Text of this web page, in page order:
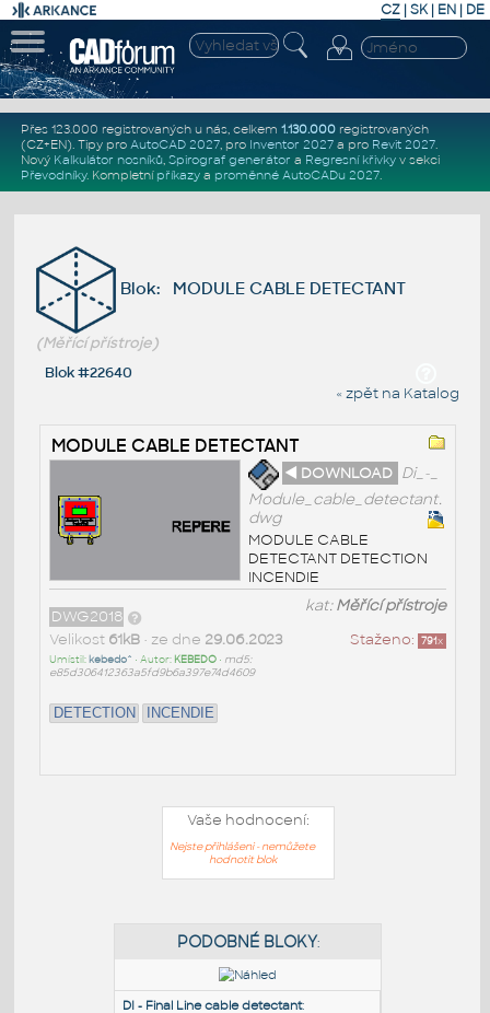
CZ | SK| EN | DE
Přes 123.000 registrovaných u nás, celkem 1.130.000registrovaných
(CZ+EN). Tipy pro AutoCAD 2027, pro Inventor 2027a pro Revit 2027.
Nový Kalkulátor nosníků, Spirograf generátor a Regresní křivkyv sekci
Převodníky. Kompletní příkazya proměnné AutoCADu 2027.
Blok: MODULE CABLE DETECTANT
(Měřící přístroje)
Blok #22640
« zpět na Katalog
MODULE CABLE DETECTANT
◄ DOWNLOAD Di_-_
Module_cable_detectant.
dwg
MODULE CABLE
DETECTANT DETECTION
INCENDIE
kat:Měřící přístroje
DWG2018
Staženo: 791x
Velikost 61kB• ze dne 29.06.2023
Umístil:kebedo^ • Autor: KEBEDO• md5:
e85d306412363a5fd9b6a397e74d4609
DETECTION INCENDIE
Vaše hodnocení:
Nejste přihlášeni - nemůžete
hodnotit blok